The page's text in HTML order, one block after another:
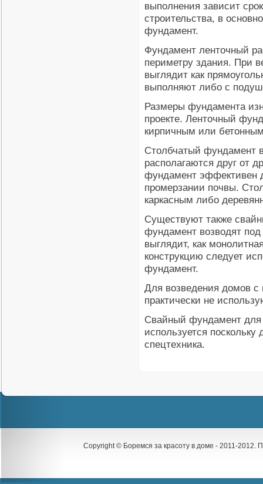
выполнения зависит
строительства, в
фундамент.
Фундамент ленточный
периметру здания. При
выглядит как
выполняют либо с
Размеры фундамента
проекте. Ленточный
кирпичным или
Столбчатый фундамент
располагаются друг от
фундамент эффективен
промерзании почвы.
каркасным либо
Существуют также
фундамент возводят
выглядит, как
конструкцию следует
фундамент.
Для возведения домов
практически не
Свайный фундамент для
используется
спецтехника.
Copyright © Боремся за красоту в доме - 2011-2012.